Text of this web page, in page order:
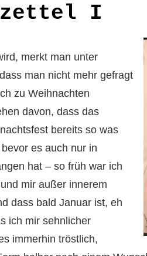
I
merkt man unter
man nicht mehr gefragt
zu Weihnachten
davon, dass das
bereits so was
es auch nur in
hat – so früh war ich
mir außer innerem
dass bald Januar ist, eh
ich mir sehnlicher
immerhin tröstlich,